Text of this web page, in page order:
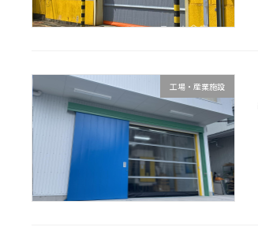
工場・産業施設